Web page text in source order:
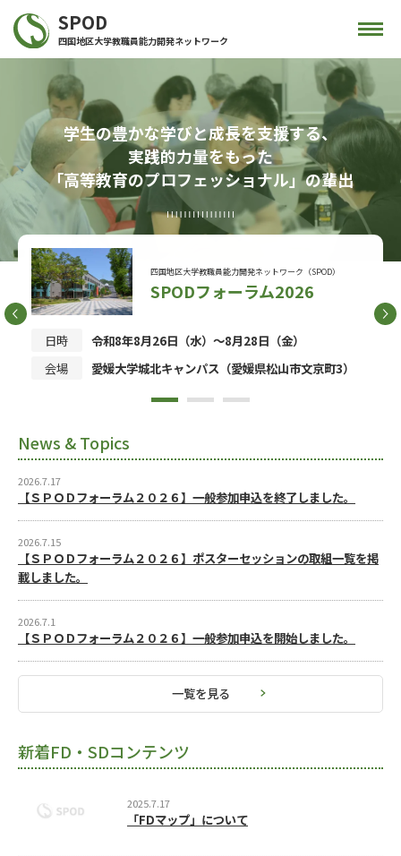
SPOD
四国地区大学教職員能力開発ネットワーク
学生の豊かな学びと成長を支援する、
実践的力量をもった
「高等教育のプロフェッショナル」の輩出
四国地区大学教職員能力開発ネットワーク（SPOD）
SPODフォーラム2026
日時
令和8年8月26日（水）～8月28日（金）
会場
愛媛大学城北キャンパス（愛媛県松山市文京町3）
News & Topics
2026.7.17
【ＳＰＯＤフォーラム２０２６】一般参加申込を終了しました。
2026.7.15
【ＳＰＯＤフォーラム２０２６】ポスターセッションの取組一覧を掲
載しました。
2026.7.1
【ＳＰＯＤフォーラム２０２６】一般参加申込を開始しました。
一覧を見る
新着FD・SDコンテンツ
2025.7.17
「FDマップ」について